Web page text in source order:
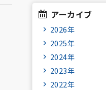
アーカイブ
2026年
2025年
2024年
2023年
2022年